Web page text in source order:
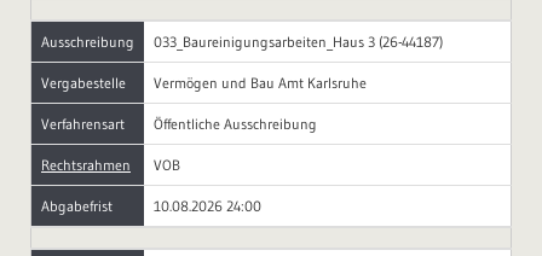
Ausschreibung 033_Baureinigungsarbeiten_Haus 3 (26-44187)
Vergabestelle Vermögen und Bau Amt Karlsruhe
Verfahrensart Öffentliche Ausschreibung
Rechtsrahmen VOB
Abgabefrist 10.08.2026 24:00